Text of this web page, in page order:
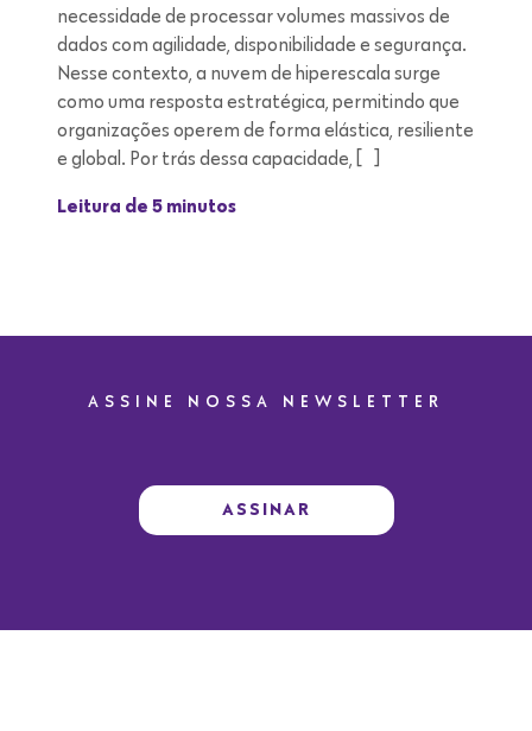
necessidade de processar volumes massivos de
dados com agilidade, disponibilidade e segurança.
Nesse contexto, a nuvem de hiperescala surge
como uma resposta estratégica, permitindo que
organizações operem de forma elástica, resiliente
e global. Por trás dessa capacidade, […]
Leitura de 5 minutos
ASSINE NOSSA NEWSLETTER
ASSINAR